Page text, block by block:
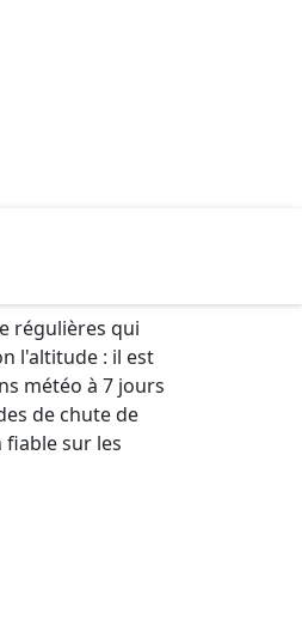
régulières qui
l'altitude : il est
météo à 7 jours
de chute de
sur les